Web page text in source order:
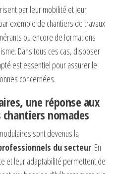
par leur mobilité et leur
exemple de chantiers de travaux
ou encore de formations
Dans tous ces cas, disposer
est essentiel pour assurer le
concernées.
une réponse aux
nomades
sont devenus la
du secteur. En
et leur adaptabilité permettent de